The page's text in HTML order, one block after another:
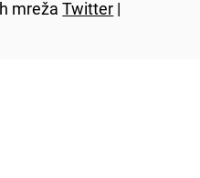
mrežaTwitter |